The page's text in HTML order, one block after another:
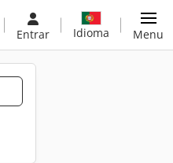
Entrar Idioma Menu